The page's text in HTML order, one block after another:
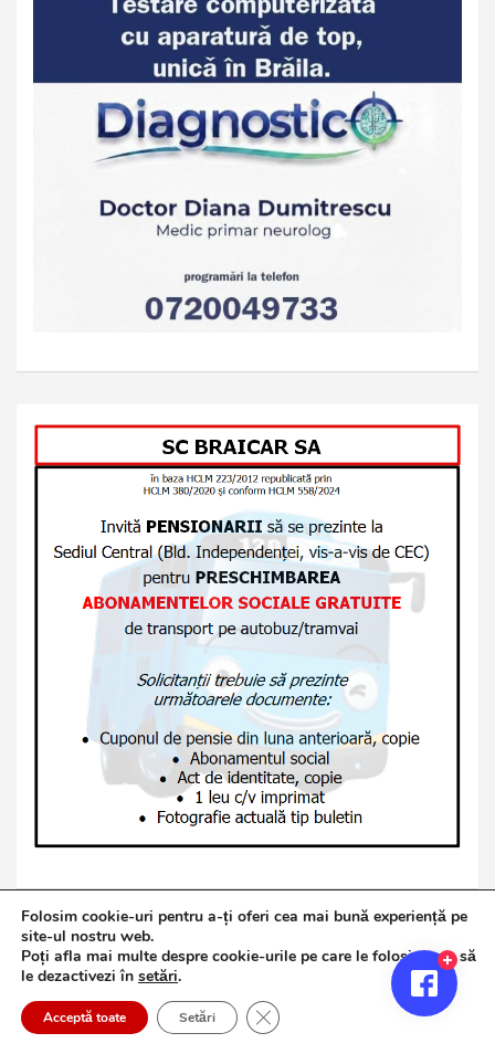
Copyright © 2026Jurnalul de Brăila
Politică de confidențialitate
Theme Horse
Proudly Powered by:WordPress
Folosim cookie-uri pentru a-ți oferi cea mai bună experiență pe
site-ul nostru web.
Poți afla mai multe despre cookie-urile pe care le folosim sau să
le dezactivezi în setări.
Acceptă toate Setări Close GDPR Cookie Banner